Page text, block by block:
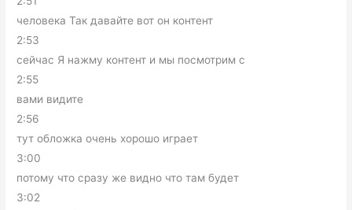
человека Так давайте вот он контент
2:53
сейчас Я нажму контент и мы посмотрим с
2:55
вами видите
2:56
тут обложка очень хорошо играет
3:00
потому что сразу же видно что там будет
3:02